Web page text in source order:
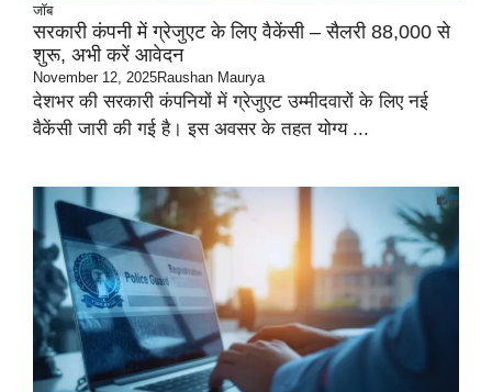
जॉब
सरकारी कंपनी में ग्रेजुएट के लिए वैकेंसी – सैलरी 88,000 से
शुरू, अभी करें आवेदन
November 12, 2025Raushan Maurya
देशभर की सरकारी कंपनियों में ग्रेजुएट उम्मीदवारों के लिए नई
वैकेंसी जारी की गई है। इस अवसर के तहत योग्य ...